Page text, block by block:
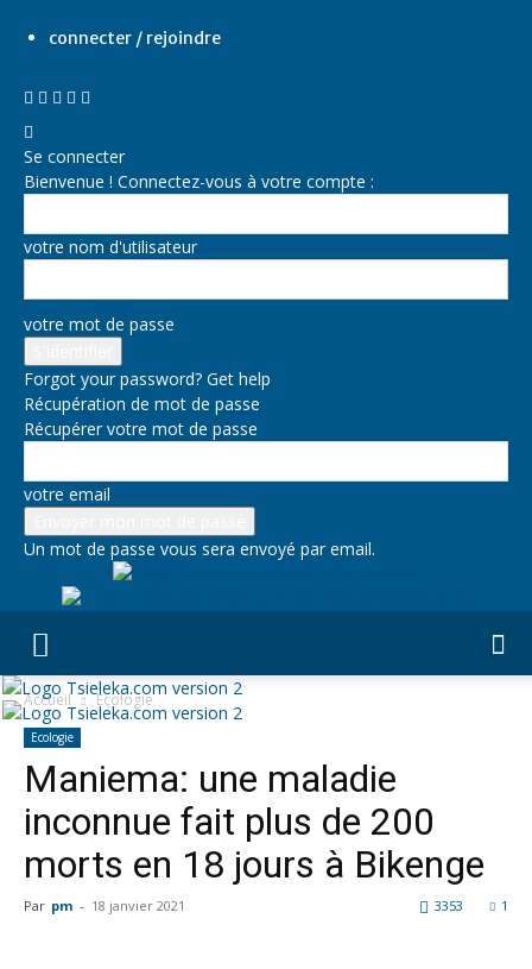
connecter / rejoindre
Se connecter
Bienvenue ! Connectez-vous à votre compte :
votre nom d'utilisateur
votre mot de passe
Forgot your password? Get help
Récupération de mot de passe
Récupérer votre mot de passe
votre email
Un mot de passe vous sera envoyé par email.
Accueil Ecologie
Ecologie
Maniema: une maladie
inconnue fait plus de 200
morts en 18 jours à Bikenge
Par pm - 18 janvier 2021 1
3353